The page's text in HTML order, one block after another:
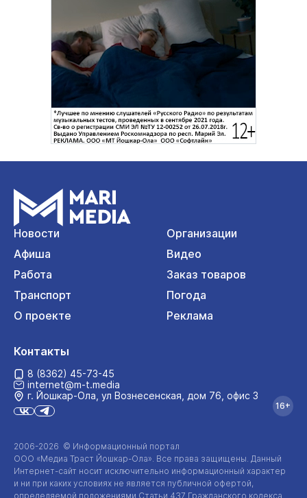
Новости
Организации
Афиша
Видео
Работа
Заказ товаров
Транспорт
Погода
О проекте
Реклама
2006-2026 © Информационный портал
ООО «Медиа Траст Йошкар-Ола». Все права защищены. Данный
Интернет-сайт носит исключительно информационный характер
и ни при каких условиях не является публичной офертой,
определяемой положениями Статьи 437 Гражданского кодекса
Контакты
8 (8362) 45-73-45
internet@m-t.media
г. Йошкар‑Ола, ул Вознесенская, дом 76, офис 3
16+